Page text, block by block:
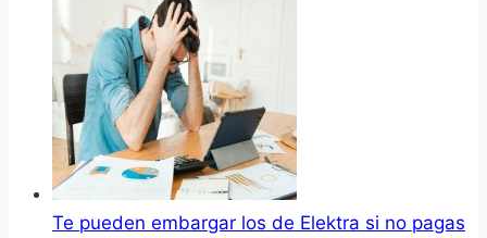
Te pueden embargar los de Elektra si no pagas